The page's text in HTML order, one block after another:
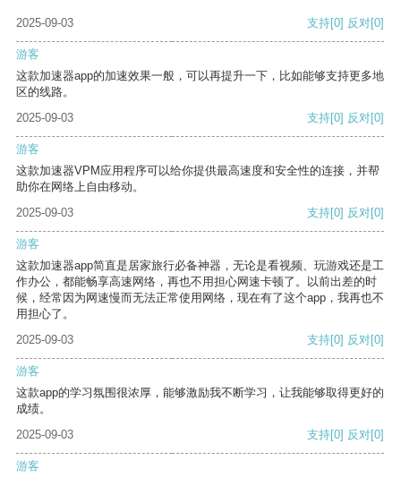
2025-09-03 支持[0] 反对[0]
游客
这款加速器app的加速效果一般，可以再提升一下，比如能够支持更多地
区的线路。
2025-09-03
支持[0] 反对[0]
游客
这款加速器VPM应用程序可以给你提供最高速度和安全性的连接，并帮
助你在网络上自由移动。
2025-09-03
支持[0] 反对[0]
游客
这款加速器app简直是居家旅行必备神器，无论是看视频、玩游戏还是工
作办公，都能畅享高速网络，再也不用担心网速卡顿了。以前出差的时
候，经常因为网速慢而无法正常使用网络，现在有了这个app，我再也不
用担心了。
2025-09-03
支持[0] 反对[0]
游客
这款app的学习氛围很浓厚，能够激励我不断学习，让我能够取得更好的
成绩。
2025-09-03
支持[0] 反对[0]
游客